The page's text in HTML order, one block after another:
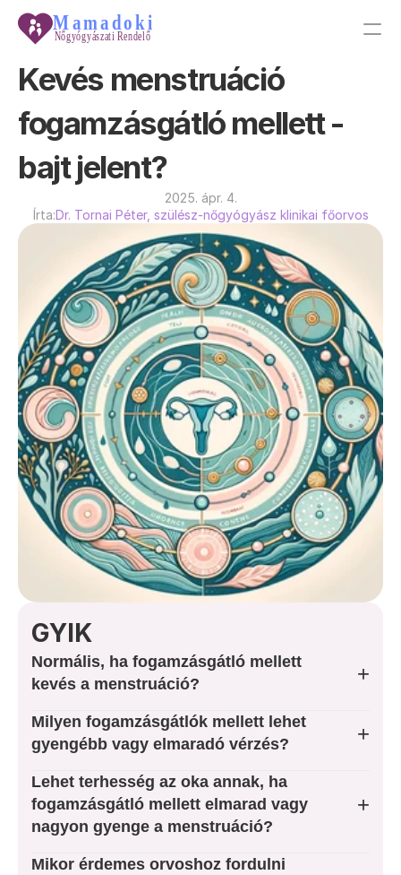
Főoldal
Rólam
Árak
Tudástár
Galéria
Foglaljon Időpontot
PRODUCT
Design
Content
Publish
Nőgyógyászat
Rákszűrés
Tini szakrendelés
Változókor
Kevés menstruáció
fogamzásgátló mellett -
bajt jelent?
2025. ápr. 4.
Írta:Dr. Tornai Péter, szülész-nőgyógyász klinikai főorvos
GYIK
Normális, ha fogamzásgátló mellett
kevés a menstruáció?
+
Milyen fogamzásgátlók mellett lehet
gyengébb vagy elmaradó vérzés?
+
Lehet terhesség az oka annak, ha
fogamzásgátló mellett elmarad vagy
nagyon gyenge a menstruáció?
+
Mikor érdemes orvoshoz fordulni